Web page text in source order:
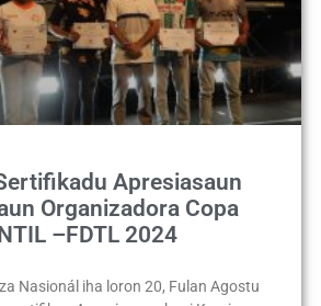
Apresiasaun
Organizadora Copa
–FDTL 2024
Nasionál iha loron 20, Fulan Agostu